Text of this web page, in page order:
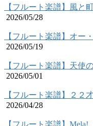
【フルート楽譜】風と
2026/05/28
【フルート楽譜】オー
2026/05/19
【フルート楽譜】天使
2026/05/01
【フルート楽譜】２２
2026/04/28